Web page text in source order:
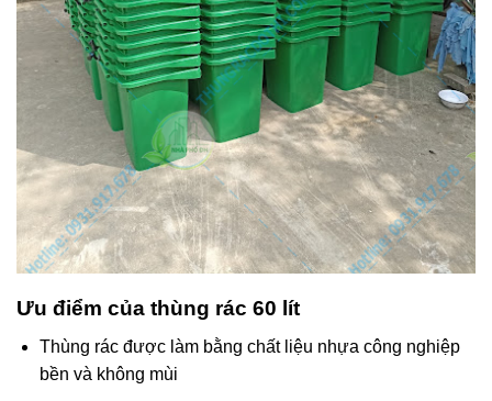
Ưu điểm của thùng rác 60 lít
Thùng rác được làm bằng chất liệu nhựa công nghiệp
bền và không mùi